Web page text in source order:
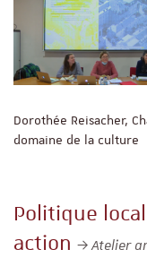
Dorothée Reisacher,
domaine de la culture
Politique
action
Atelier